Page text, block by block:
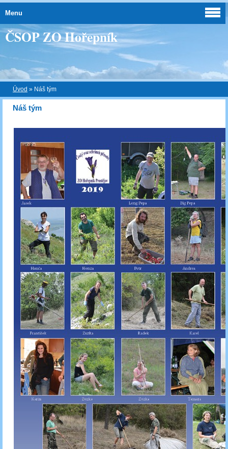
ČSOP ZO Hořepník
Úvod » Náš tým
Náš tým
Menu